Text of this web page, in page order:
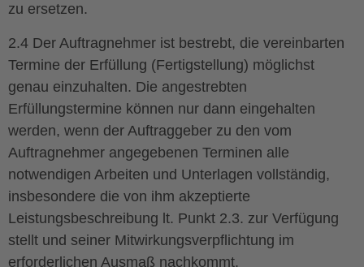
zu ersetzen.
2.4 Der Auftragnehmer ist bestrebt, die vereinbarten
Termine der Erfüllung (Fertigstellung) möglichst
genau einzuhalten. Die angestrebten
Erfüllungstermine können nur dann eingehalten
werden, wenn der Auftraggeber zu den vom
Auftragnehmer angegebenen Terminen alle
notwendigen Arbeiten und Unterlagen vollständig,
insbesondere die von ihm akzeptierte
Leistungsbeschreibung lt. Punkt 2.3. zur Verfügung
stellt und seiner Mitwirkungsverpflichtung im
erforderlichen Ausmaß nachkommt.